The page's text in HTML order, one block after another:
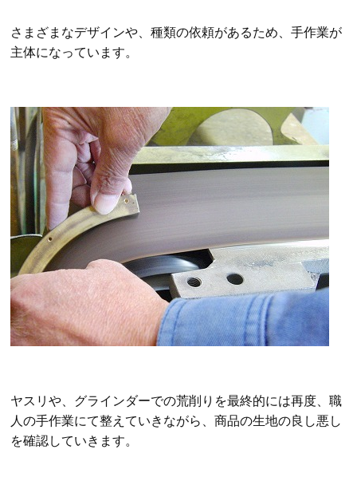
さまざまなデザインや、種類の依頼があるため、手作業が
主体になっています。
ヤスリや、グラインダーでの荒削りを最終的には再度、職
人の手作業にて整えていきながら、商品の生地の良し悪し
を確認していきます。